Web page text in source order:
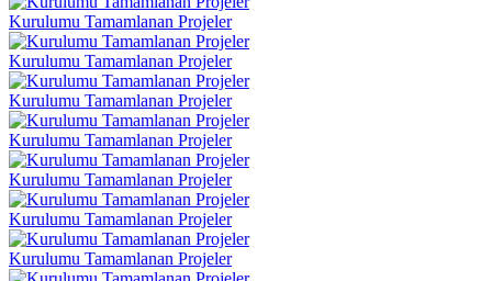
Kurulumu Tamamlanan Projeler
Kurulumu Tamamlanan Projeler
Kurulumu Tamamlanan Projeler
Kurulumu Tamamlanan Projeler
Kurulumu Tamamlanan Projeler
Kurulumu Tamamlanan Projeler
Kurulumu Tamamlanan Projeler